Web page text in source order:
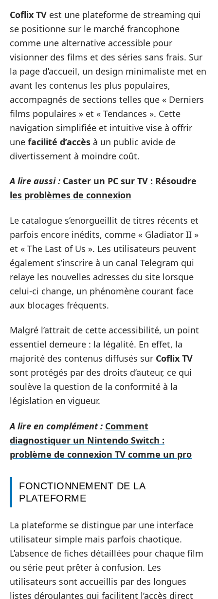
Coflix TV est une plateforme de streaming qui
se positionne sur le marché francophone
comme une alternative accessible pour
visionner des films et des séries sans frais. Sur
la page d’accueil, un design minimaliste met en
avant les contenus les plus populaires,
accompagnés de sections telles que « Derniers
films populaires » et « Tendances ». Cette
navigation simplifiée et intuitive vise à offrir
une facilité d’accès à un public avide de
divertissement à moindre coût.
A lire aussi : Caster un PC sur TV : Résoudre
les problèmes de connexion
Le catalogue s’enorgueillit de titres récents et
parfois encore inédits, comme « Gladiator II »
et « The Last of Us ». Les utilisateurs peuvent
également s’inscrire à un canal Telegram qui
relaye les nouvelles adresses du site lorsque
celui-ci change, un phénomène courant face
aux blocages fréquents.
Malgré l’attrait de cette accessibilité, un point
essentiel demeure : la légalité. En effet, la
majorité des contenus diffusés sur Coflix TV
sont protégés par des droits d’auteur, ce qui
soulève la question de la conformité à la
législation en vigueur.
A lire en complément : Comment
diagnostiquer un Nintendo Switch :
problème de connexion TV comme un pro
FONCTIONNEMENT DE LA
PLATEFORME
La plateforme se distingue par une interface
utilisateur simple mais parfois chaotique.
L’absence de fiches détaillées pour chaque film
ou série peut prêter à confusion. Les
utilisateurs sont accueillis par des longues
listes déroulantes qui facilitent l’accès direct